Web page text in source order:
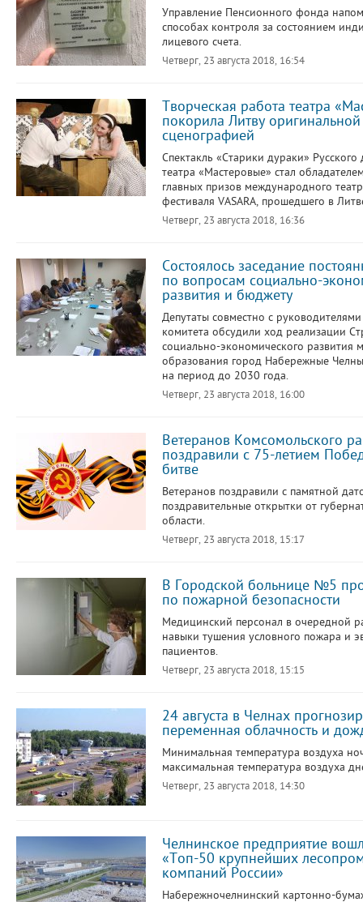
Управление Пенсионного фонда
способах контроля за состоянием
лицевого счета.
Четверг, 23 августа 2018, 16:54
Творческая работа театра
покорила Литву оригинальной
сценографией
Спектакль «Старики дураки» Русского
театра «Мастеровые» стал
главных призов международного
фестиваля VASARA, прошедшего в
Четверг, 23 августа 2018, 16:36
Состоялось заседание
по вопросам социально-
развития и бюджету
Депутаты совместно с
комитета обсудили ход реализации
социально-экономического развития
образования город Набережные
на период до 2030 года.
Четверг, 23 августа 2018, 16:00
Ветеранов Комсомольского
поздравили с 75-летием
битве
Ветеранов поздравили с памятной
поздравительные открытки от
области.
Четверг, 23 августа 2018, 15:17
В Городской больнице №5
по пожарной безопасности
Медицинский персонал в очередной
навыки тушения условного пожара и
пациентов.
Четверг, 23 августа 2018, 15:15
24 августа в Челнах
переменная облачность и
Минимальная температура воздуха
максимальная температура воздуха
Четверг, 23 августа 2018, 14:30
Челнинское предприятие
«Топ-50 крупнейших
компаний России»
Набережночелнинский картонно-